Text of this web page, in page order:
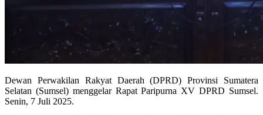
Dewan Perwakilan Rakyat Daerah (DPRD) Provinsi Sumatera
Selatan (Sumsel) menggelar Rapat Paripurna XV DPRD Sumsel.
Senin, 7 Juli 2025.